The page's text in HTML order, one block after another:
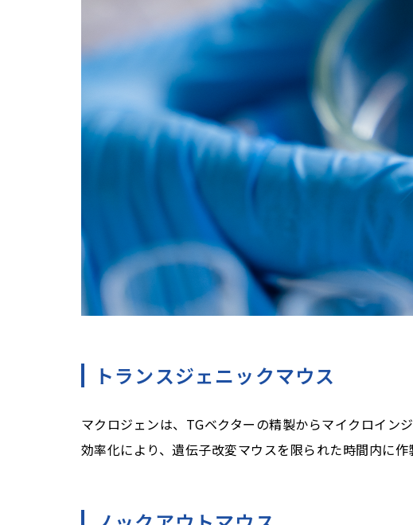
トランスジェニックマウス
マクロジェンは、TGベクターの精製からマイクロイン
効率化により、遺伝子改変マウスを限られた時間内に作